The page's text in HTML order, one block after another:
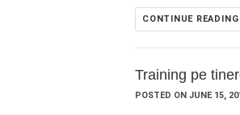
CONTINUE READING
Training pe
POSTED ON JUNE 15,